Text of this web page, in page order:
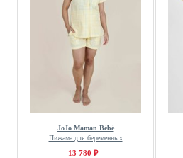
JoJo Maman Bébé
Пижама для беременных
13 780 ₽